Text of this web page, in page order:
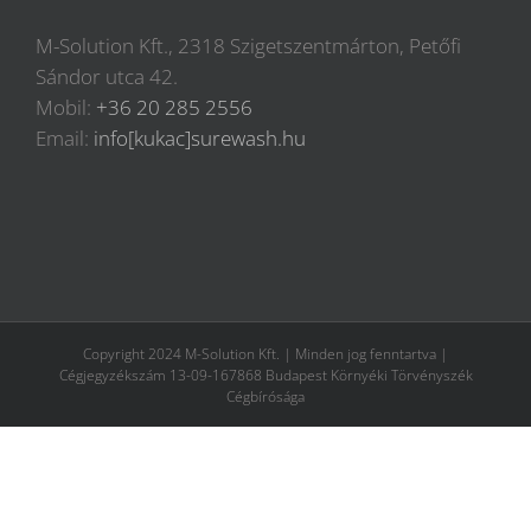
M-Solution Kft., 2318 Szigetszentmárton, Petőfi
Sándor utca 42.
Mobil: +36 20 285 2556
Email: info[kukac]surewash.hu
Copyright 2024 M-Solution Kft. | Minden jog fenntartva |
Cégjegyzékszám 13-09-167868 Budapest Környéki Törvényszék
Cégbírósága